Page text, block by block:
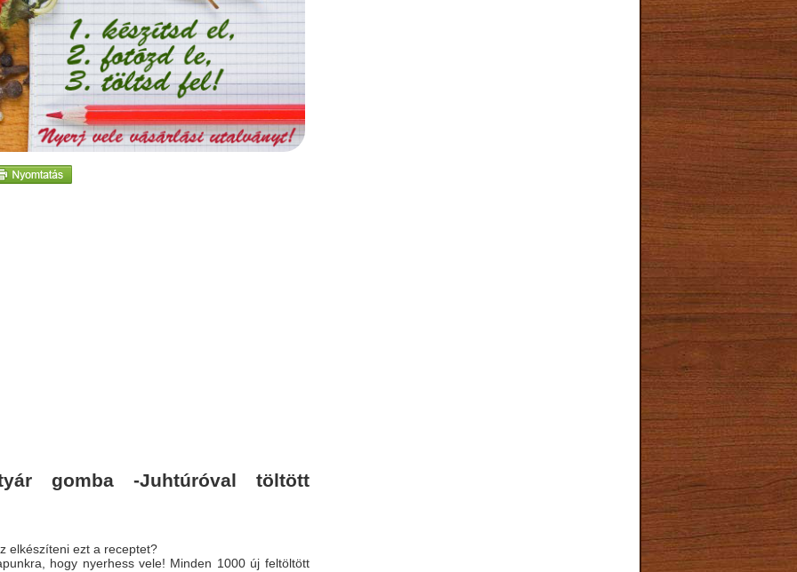
gomba -Juhtúróval töltött
elkészíteni ezt a receptet?
hogy nyerhess vele! Minden 1000 új feltöltött